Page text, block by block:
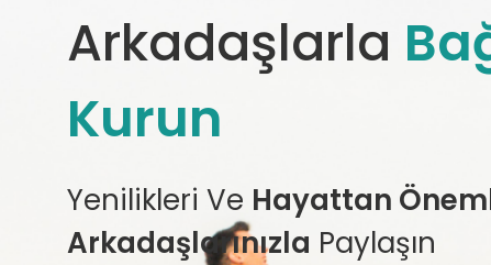
Arkadaşlarla
Kurun
Yenilikleri Ve Hayattan
Arkadaşlarınızla Paylaşın